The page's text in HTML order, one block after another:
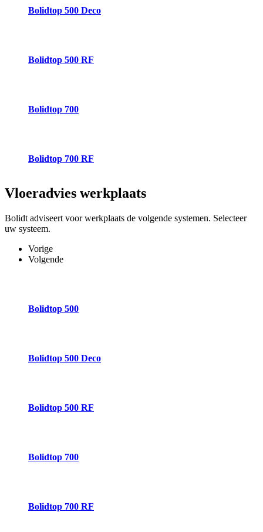
Bolidtop 500 Deco
Bolidtop 500 RF
Bolidtop 700
Bolidtop 700 RF
Vloeradvies werkplaats
Bolidt adviseert voor werkplaats de volgende systemen. Selecteer
uw systeem.
Vorige
Volgende
Bolidtop 500
Bolidtop 500 Deco
Bolidtop 500 RF
Bolidtop 700
Bolidtop 700 RF